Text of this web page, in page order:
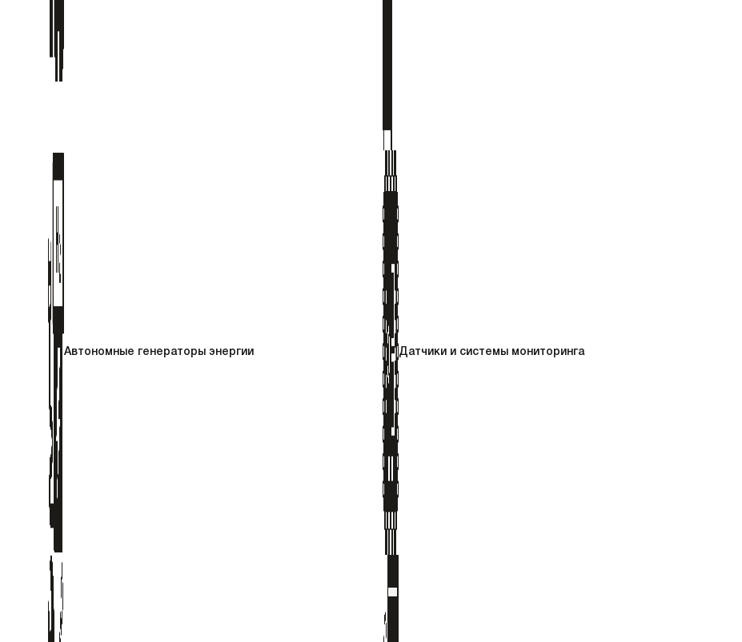
Автономные генераторы энергии Датчики и системы мониторинга